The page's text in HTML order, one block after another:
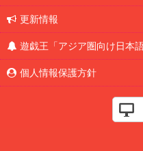
更新情報
遊戯王「アジア圏向け日本
個人情報保護方針